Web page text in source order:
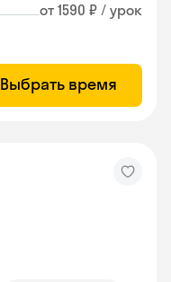
от 1590 ₽ / урок
Выбрать время